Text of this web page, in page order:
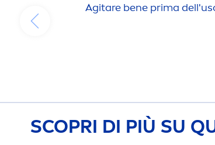
Agitare bene prima
SCOPRI DI PIÙ SU